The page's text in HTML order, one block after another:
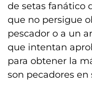
de setas fanático
que no persigue
pescador o a un
que intentan
para obtener la
son pecadores en